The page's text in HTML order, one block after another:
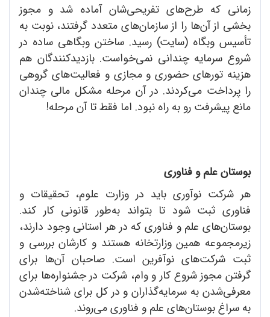
زمانی که طرح‌های تفریحی‌شان آماده شد و مجوز
بخشی از آن‌ها را از سازمان‌های متعدد گرفتند، نوبت به
تأسیس وبگاه (سایت) رسید. ساختن وبگاهی ساده در
شروع سرمایه چندانی نمی‌خواست. بازدیدکنندگان هم
هزینه تورهای حضوری و مجازی و فعالیت‌های گروهی
را پرداخت می‌کردند. در آن مرحله مشکل مالی چندان
مانع پیشرفت رو به راه نبود. اما فقط تا آن مرحله!
بوستان علم و فناوری
هر شرکت نوآوری باید در وزارت علوم، تحقیقات و
فناوری ثبت شود تا بتواند به‌طور قانونی کار کند.
بوستان‌‌های علم و فناوری که در هر استانی وجود دارند،
زیرمجموعه همین وزارتخانه هستند و کارشان بررسی و
ثبت شرکت‌های نوآفرین است. صاحبان آن‌ها برای
گرفتن مجوز شروع کار و وام، شرکت در جشنواره‌ها برای
معرفی‌شدن به سرمایه‌گذاران و در کل برای شناخته‌شدن
به سراغ بوستان‌های علم و فناوری می‌روند.